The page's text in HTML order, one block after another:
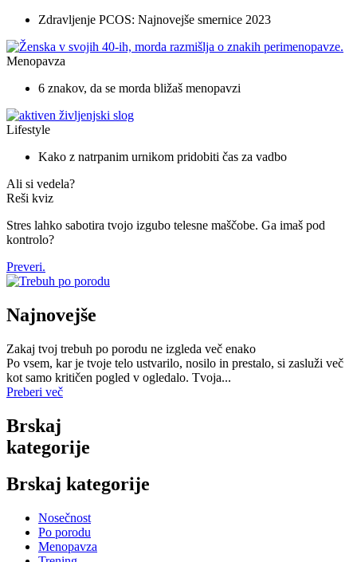
Zdravljenje PCOS: Najnovejše smernice 2023
Menopavza
6 znakov, da se morda bližaš menopavzi
Lifestyle
Kako z natrpanim urnikom pridobiti čas za vadbo
Ali si vedela?
Reši kviz
Stres lahko sabotira tvojo izgubo telesne maščobe. Ga imaš pod
kontrolo?
Preveri.
Najnovejše
Zakaj tvoj trebuh po porodu ne izgleda več enako
Po vsem, kar je tvoje telo ustvarilo, nosilo in prestalo, si zasluži več
kot samo kritičen pogled v ogledalo. Tvoja...
Preberi več
Brskaj
kategorije
Brskaj kategorije
Nosečnost
Po porodu
Menopavza